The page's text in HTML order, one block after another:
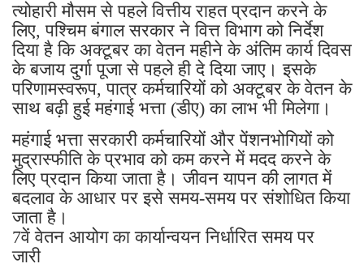
त्योहारी मौसम से पहले वित्तीय राहत प्रदान करने के
लिए, पश्चिम बंगाल सरकार ने वित्त विभाग को निर्देश
दिया है कि अक्टूबर का वेतन महीने के अंतिम कार्य दिवस
के बजाय दुर्गा पूजा से पहले ही दे दिया जाए। इसके
परिणामस्वरूप, पात्र कर्मचारियों को अक्टूबर के वेतन के
साथ बढ़ी हुई महंगाई भत्ता (डीए) का लाभ भी मिलेगा।
महंगाई भत्ता सरकारी कर्मचारियों और पेंशनभोगियों को
मुद्रास्फीति के प्रभाव को कम करने में मदद करने के
लिए प्रदान किया जाता है। जीवन यापन की लागत में
बदलाव के आधार पर इसे समय-समय पर संशोधित किया
जाता है।
7वें वेतन आयोग का कार्यान्वयन निर्धारित समय पर
जारी